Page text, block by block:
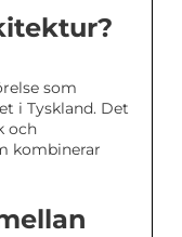
som
i Tyskland. Det
och
kombinerar